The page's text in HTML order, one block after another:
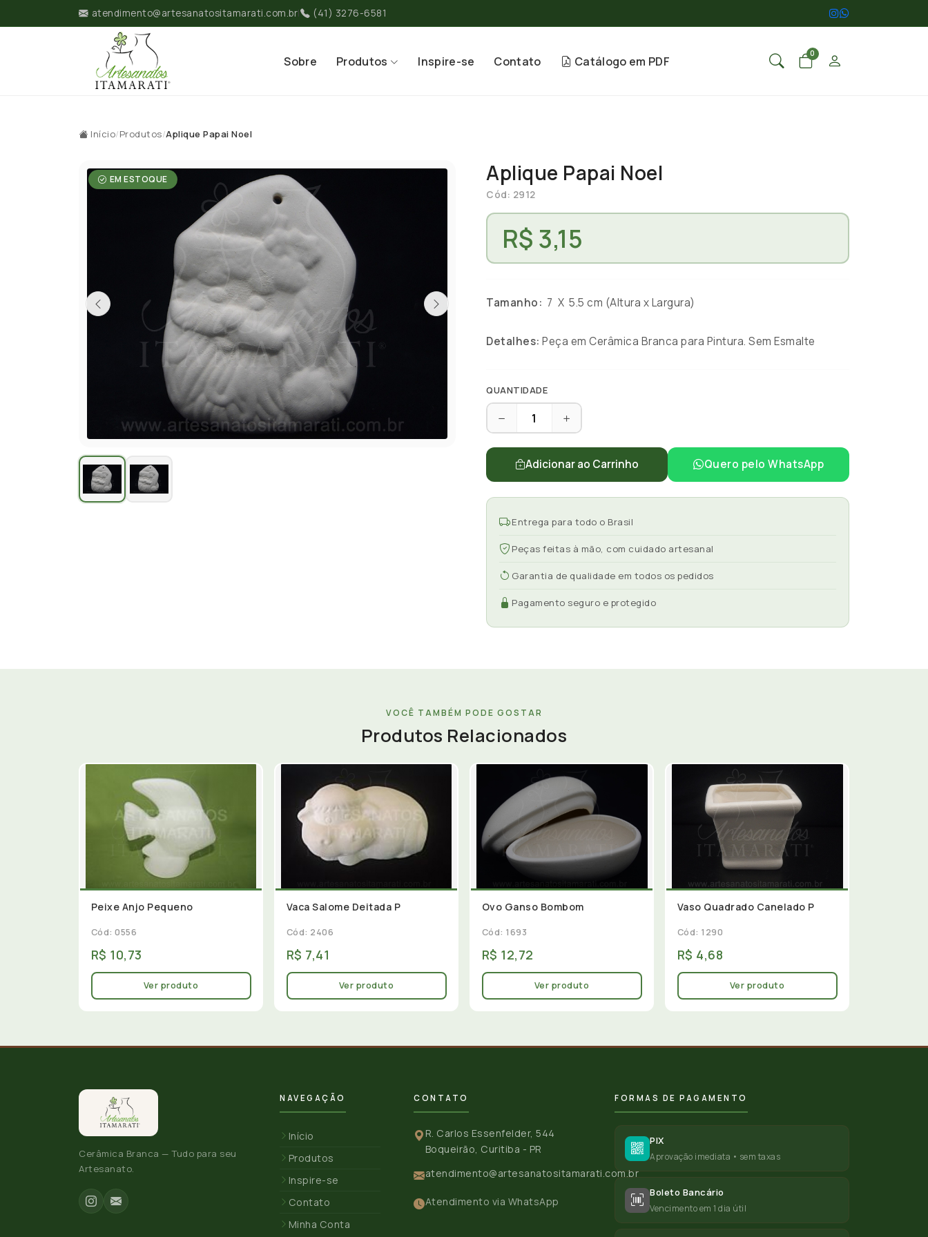
atendimento@artesanatositamarati.com.br| (41) 3276-6581
Sobre Produtos Inspire-se Contato Catálogo em PDF
0
Início/Produtos/Aplique Papai Noel
EM ESTOQUE Aplique Papai Noel
Cód: 2912
R$ 3,15
Tamanho: 7 X 5.5 cm (Altura x Largura)
Detalhes: Peça em Cerâmica Branca para Pintura. Sem Esmalte
QUANTIDADE
Adicionar ao Carrinho Quero pelo WhatsApp
Entrega para todo o Brasil
Peças feitas à mão, com cuidado artesanal
Garantia de qualidade em todos os pedidos
Pagamento seguro e protegido
VOCÊ TAMBÉM PODE GOSTAR
Produtos Relacionados
Peixe Anjo Pequeno
Cód: 0556
R$ 10,73
Ver produto
Vaca Salome Deitada P
Cód: 2406
R$ 7,41
Ver produto
Ovo Ganso Bombom
Cód: 1693
R$ 12,72
Ver produto
Vaso Quadrado Canelado P
Cód: 1290
R$ 4,68
Ver produto
Cerâmica Branca — Tudo para seu
Artesanato.
NAVEGAÇÃO
Início
Produtos
Inspire-se
Contato
Minha Conta
CONTATO
R. Carlos Essenfelder, 544
Boqueirão, Curitiba - PR
atendimento@artesanatositamarati.com.br
Atendimento via WhatsApp
FORMAS DE PAGAMENTO
PIX
Aprovação imediata • sem taxas
Boleto Bancário
Vencimento em 1 dia útil